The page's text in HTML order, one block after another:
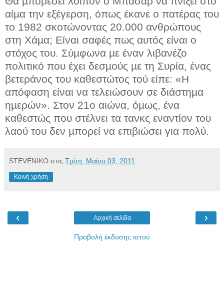
αίµα την εξέγερση, όπως έκανε ο πατέρας του
το 1982 σκοτώνοντας 20.000 ανθρώπους
στη Χάµα; Είναι σαφές πως αυτός είναι ο
στόχος του. Σύµφωνα µε έναν λιβανέζο
πολιτικό που έχει δεσµούς µε τη Συρία, ένας
βετεράνος του καθεστώτος τού είπε: «Η
απόφαση είναι να τελειώσουν σε διάστηµα
ηµερών». Στον 21ο αιώνα, όµως, ένα
καθεστώς που στέλνει τα τανκς εναντίον του
λαού του δεν µπορεί να επιβιώσει για πολύ.
STEVENIKO στις Τρίτη, Μαΐου 03, 2011
Κοινή χρήση
‹ ›
Αρχική σελίδα
Προβολή έκδοσης ιστού